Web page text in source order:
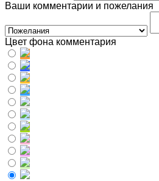
Ваши комментарии и пожелания
Цвет фона комментария